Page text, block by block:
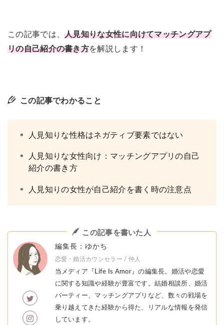
この記事では、人見知りな女性に向けてマッチングアプ
リの自己紹介の書き方を解説します！
この記事でわかること
人見知りな性格はネガティブ要素ではない
人見知りな女性向け：マッチングアプリの自己
紹介の書き方
人見知りの女性が自己紹介を書く時の注意点
この記事を書いた人
編集長：ゆかち
恋愛・婚活カウンセラー / 仲人
当メディア『Life Is Amor』の編集長。婚活や恋愛
に関する知識や経験が豊富です。結婚相談所、婚活
パーティー、マッチングアプリなど、数々の戦場を
乗り越えてきた経験から得た、リアルな情報を発信
しています。